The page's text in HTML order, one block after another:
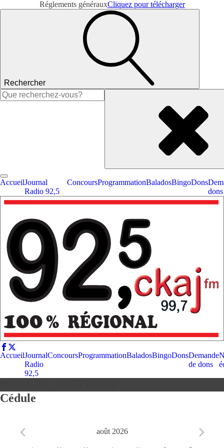
Réglements générauxCliquez pour télécharger
Rechercher
Rechercher :
AccueilJournal
Radio 92,5
ConcoursProgrammationBaladosBingoDons
dons
AccueilJournal
Radio
92,5
ConcoursProgrammationBaladosBingoDonsDemande
de dons
Cédule
août 2026